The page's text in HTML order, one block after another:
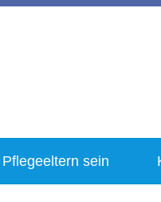
Pflegeeltern sein